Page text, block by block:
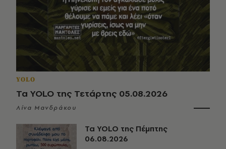
YOLO
Τα YOLO της Τετάρτης 05.08.2026
Λίνα Μανδράκου
Τα YOLO της Πέμπτης
06.08.2026